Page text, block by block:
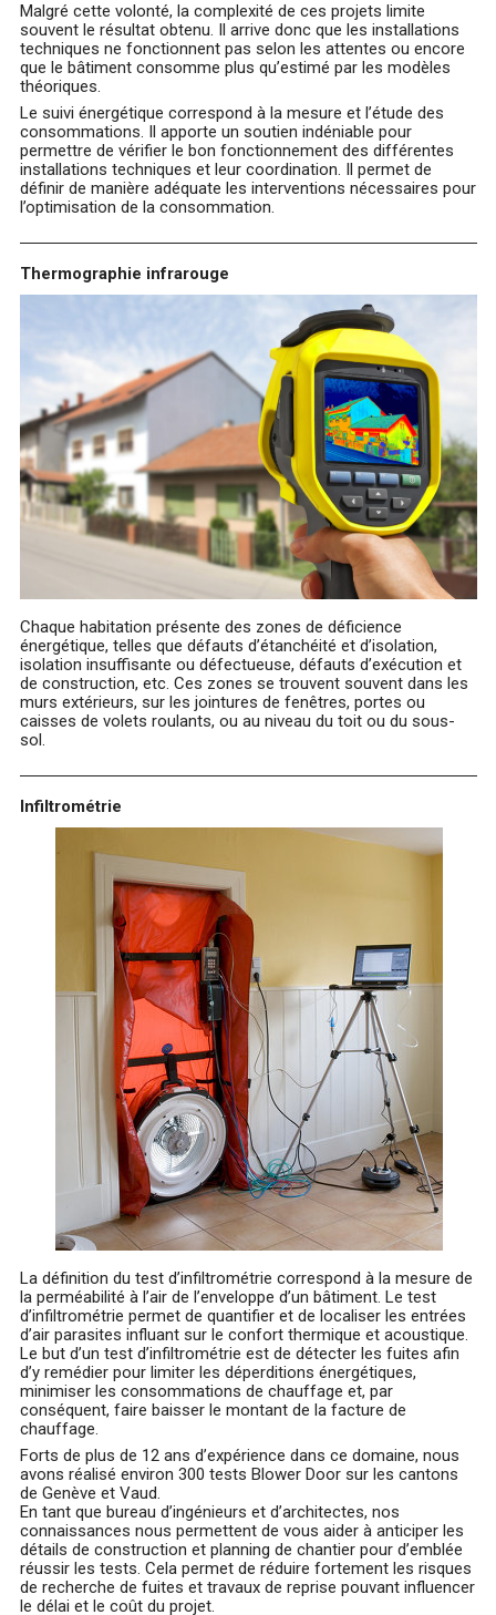
Malgré cette volonté, la complexité de ces projets limite
souvent le résultat obtenu. Il arrive donc que les installations
techniques ne fonctionnent pas selon les attentes ou encore
que le bâtiment consomme plus qu’estimé par les modèles
théoriques.
Le suivi énergétique correspond à la mesure et l’étude des
consommations. Il apporte un soutien indéniable pour
permettre de vérifier le bon fonctionnement des différentes
installations techniques et leur coordination. Il permet de
définir de manière adéquate les interventions nécessaires pour
l’optimisation de la consommation.
Thermographie infrarouge
Chaque habitation présente des zones de déficience
énergétique, telles que défauts d’étanchéité et d’isolation,
isolation insuffisante ou défectueuse, défauts d’exécution et
de construction, etc. Ces zones se trouvent souvent dans les
murs extérieurs, sur les jointures de fenêtres, portes ou
caisses de volets roulants, ou au niveau du toit ou du sous-
sol.
Infiltrométrie
La définition du test d’infiltrométrie correspond à la mesure de
la perméabilité à l’air de l’enveloppe d’un bâtiment. Le test
d’infiltrométrie permet de quantifier et de localiser les entrées
d’air parasites influant sur le confort thermique et acoustique.
Le but d’un test d’infiltrométrie est de détecter les fuites afin
d’y remédier pour limiter les déperditions énergétiques,
minimiser les consommations de chauffage et, par
conséquent, faire baisser le montant de la facture de
chauffage.
Forts de plus de 12 ans d’expérience dans ce domaine, nous
avons réalisé environ 300 tests Blower Door sur les cantons
de Genève et Vaud.
En tant que bureau d’ingénieurs et d’architectes, nos
connaissances nous permettent de vous aider à anticiper les
détails de construction et planning de chantier pour d’emblée
réussir les tests. Cela permet de réduire fortement les risques
de recherche de fuites et travaux de reprise pouvant influencer
le délai et le coût du projet.